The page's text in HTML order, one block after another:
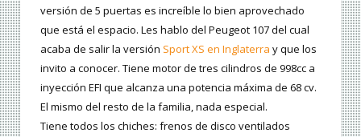
versión de 5 puertas es increíble lo bien aprovechado
que está el espacio. Les hablo del Peugeot 107 del cual
acaba de salir la versión Sport XS en Inglaterra y que los
invito a conocer. Tiene motor de tres cilindros de 998cc a
inyección EFI que alcanza una potencia máxima de 68 cv.
El mismo del resto de la familia, nada especial.
Tiene todos los chiches: frenos de disco ventilados